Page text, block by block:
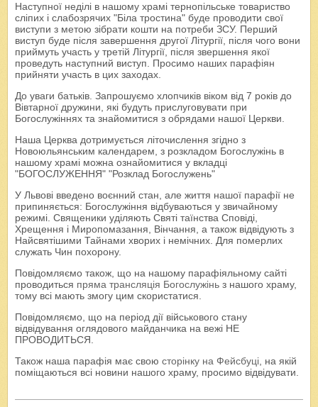
Наступної неділі в нашому храмі тернопільське товариство
сліпих і слабозрячих "Біла тростина" буде проводити свої
виступи з метою зібрати кошти на потреби ЗСУ. Перший
виступ буде після завершення другої Літургії, після чого вони
приймуть участь у третій Літургії, після звершення якої
проведуть наступний виступ. Просимо наших парафіян
прийняти участь в цих заходах.
До уваги батьків. Запрошуємо хлопчиків віком від 7 років до
Вівтарної дружини, які будуть прислуговувати при
Богослужіннях та знайомитися з обрядами нашої Церкви.
Наша Церква дотримується літочислення згідно з
Новоюльянським календарем, з розкладом Богослужінь в
нашому храмі можна ознайомитися у вкладці
"БОГОСЛУЖЕННЯ" "Розклад Богослужень"
У Львові введено воєнний стан, але життя нашої парафії не
припиняється: Богослужіння відбуваються у звичайному
режимі. Священики уділяють Святі таїнства Сповіді,
Хрещення і Миропомазання, Вінчання, а також відвідують з
Найсвятішими Тайнами хворих і немічних. Для померлих
служать Чин похорону.
Повідомляємо також, що на нашому парафіяльному сайті
проводиться пряма трансляція Богослужінь з нашого храму,
тому всі мають змогу цим скористатися.
Повідомляємо, що на період дії військового стану
відвідування оглядового майданчика на вежі НЕ
ПРОВОДИТЬСЯ.
Також наша парафія має свою сторінку на Фейсбуці, на якій
поміщаються всі новини нашого храму, просимо відвідувати.